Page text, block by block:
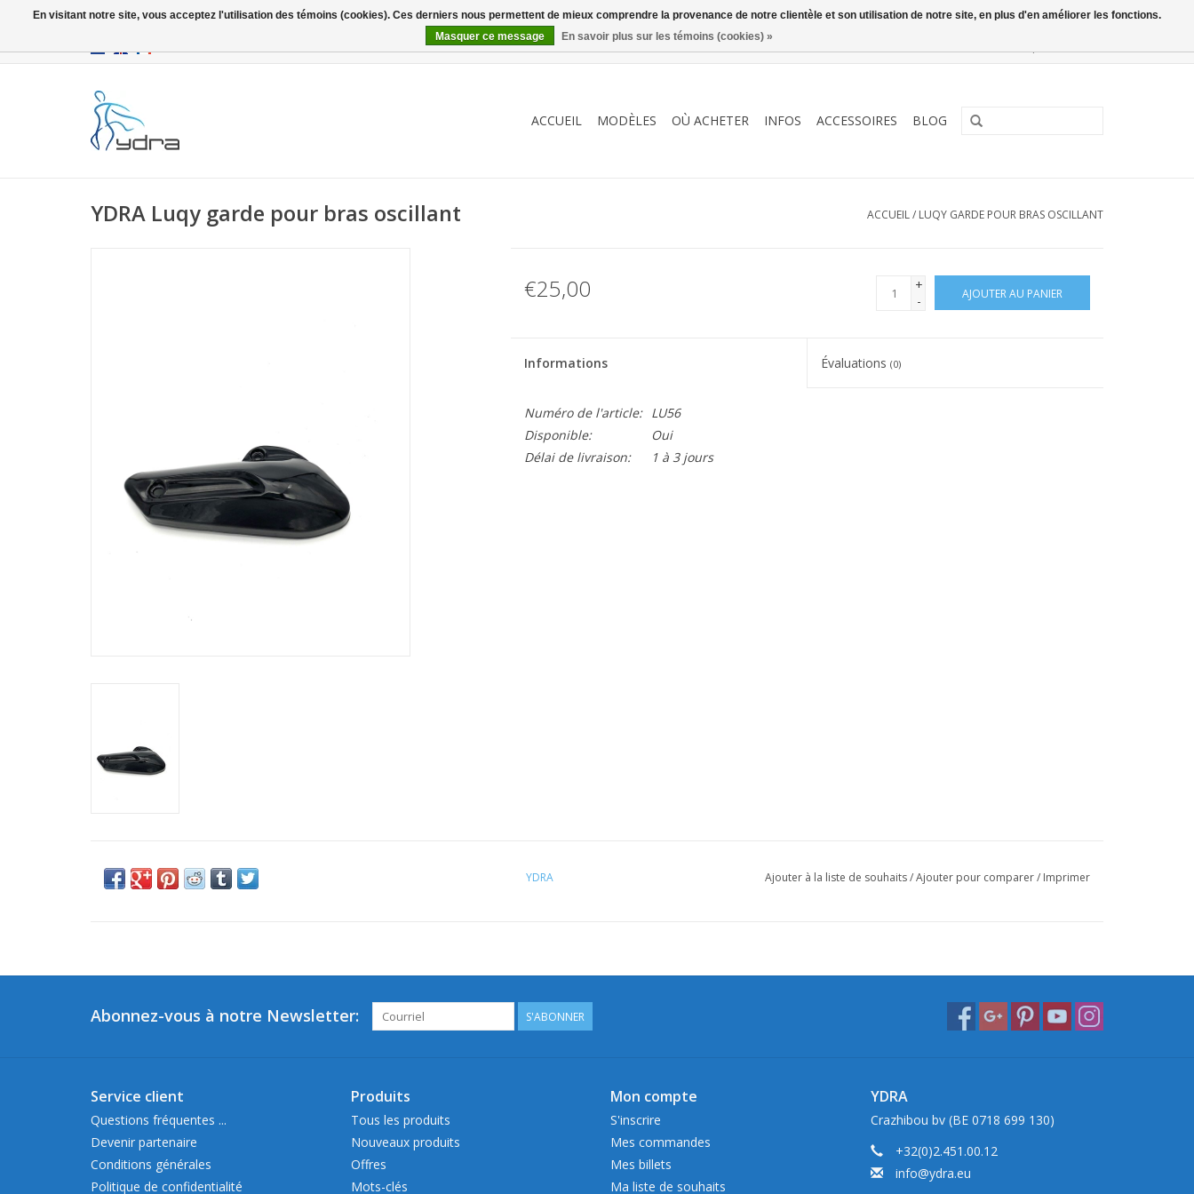
ACCUEIL MODÈLES OÙ ACHETER INFOS ACCESSOIRES BLOG
YDRA Luqy garde pour bras oscillant ACCUEIL/ LUQY GARDE POUR BRAS OSCILLANT
€25,00
+
-
AJOUTER AU PANIER
Informations Évaluations(0)
Numéro de l'article:
LU56
Disponible:
Oui
Délai de livraison:
1 à 3 jours
YDRA Ajouter à la liste de souhaits/Ajouter pour comparer/ Imprimer
Abonnez-vous à notre Newsletter: S'ABONNER
Service client
Questions fréquentes ...
Devenir partenaire
Conditions générales
Politique de confidentialité
Produits
Tous les produits
Nouveaux produits
Offres
Mots-clés
Mon compte
S'inscrire
Mes commandes
Mes billets
Ma liste de souhaits
YDRA
Crazhibou bv (BE 0718 699 130)
+32(0)2.451.00.12
info@ydra.eu
En visitant notre site, vous acceptez l'utilisation des témoins (cookies). Ces derniers nous permettent de mieux comprendre la provenance de notre clientèle et son utilisation de notre site, en plus d'en améliorer les fonctions.
Masquer ce message
En savoir plus sur les témoins (cookies) »